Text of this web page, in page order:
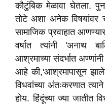
कौटुंबिक मेळावा घेतला.
तोटे अशा अनेक विषयांवर
सामाजिक प्रवाहात
वर्षात त्यांनी 'अनाथ
आश्रमाच्या संदर्भात
आहे की,'आश्रमापासून
विधवांच्या अंतःकरणात
होय. हिंदूंच्या ज्या जातीत